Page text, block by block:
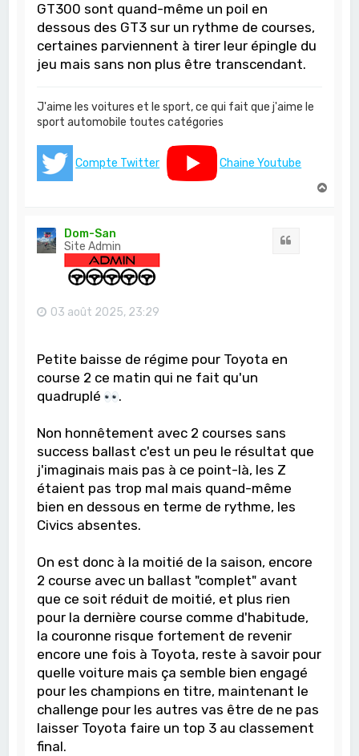
GT300 sont quand-même un poil en
dessous des GT3 sur un rythme de courses,
certaines parviennent à tirer leur épingle du
jeu mais sans non plus être transcendant.
J'aime les voitures et le sport, ce qui fait que j'aime le
sport automobile toutes catégories
Compte Twitter
Chaine Youtube
Dom-San
Site Admin
03 août 2025, 23:29
Petite baisse de régime pour Toyota en
course 2 ce matin qui ne fait qu'un
quadruplé
.
Non honnêtement avec 2 courses sans
success ballast c'est un peu le résultat que
j'imaginais mais pas à ce point-là, les Z
étaient pas trop mal mais quand-même
bien en dessous en terme de rythme, les
Civics absentes.
On est donc à la moitié de la saison, encore
2 course avec un ballast "complet" avant
que ce soit réduit de moitié, et plus rien
pour la dernière course comme d'habitude,
la couronne risque fortement de revenir
encore une fois à Toyota, reste à savoir pour
quelle voiture mais ça semble bien engagé
pour les champions en titre, maintenant le
challenge pour les autres vas être de ne pas
laisser Toyota faire un top 3 au classement
final.